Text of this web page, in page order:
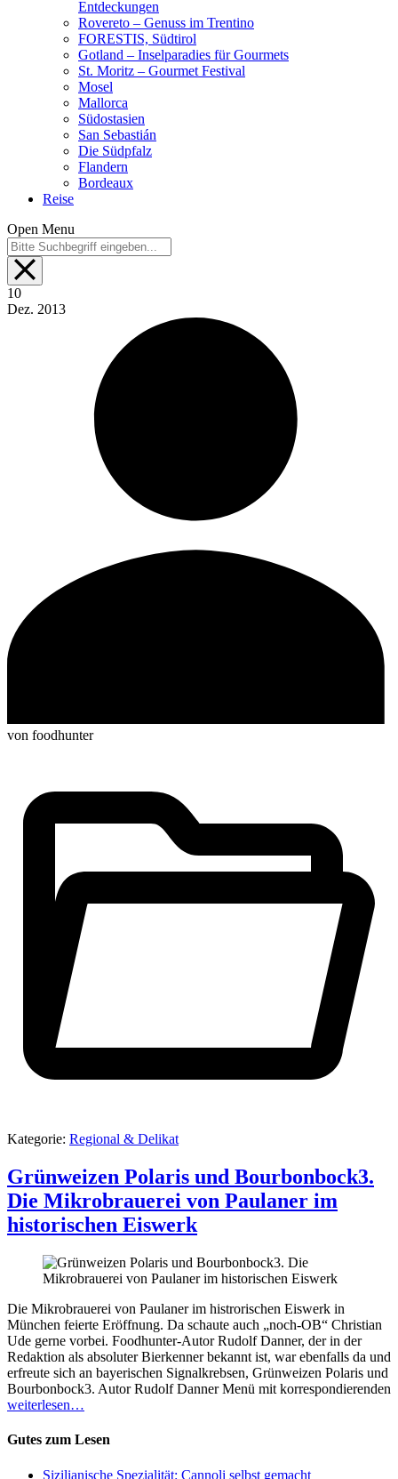
Entdeckungen
Rovereto – Genuss im Trentino
FORESTIS, Südtirol
Gotland – Inselparadies für Gourmets
St. Moritz – Gourmet Festival
Mosel
Mallorca
Südostasien
San Sebastián
Die Südpfalz
Flandern
Bordeaux
Reise
Open Menu
10
Dez. 2013
von foodhunter
Kategorie: Regional & Delikat
Grünweizen Polaris und Bourbonbock3.
Die Mikrobrauerei von Paulaner im
historischen Eiswerk
Die Mikrobrauerei von Paulaner im histrorischen Eiswerk in
München feierte Eröffnung. Da schaute auch „noch-OB“ Christian
Ude gerne vorbei. Foodhunter-Autor Rudolf Danner, der in der
Redaktion als absoluter Bierkenner bekannt ist, war ebenfalls da und
erfreute sich an bayerischen Signalkrebsen, Grünweizen Polaris und
Bourbonbock3. Autor Rudolf Danner Menü mit korrespondierenden
weiterlesen…
Gutes zum Lesen
Sizilianische Spezialität: Cannoli selbst gemacht